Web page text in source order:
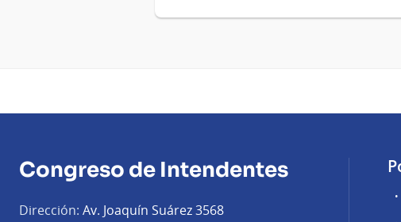
Congreso de Intendentes
Dirección: Av. Joaquín Suárez 3568